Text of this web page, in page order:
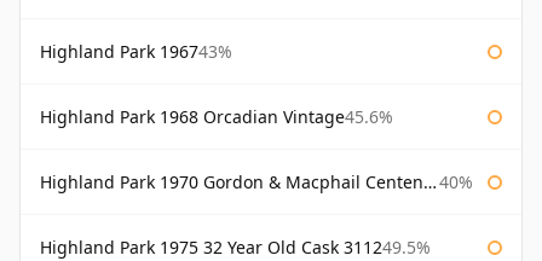
Highland Park 196743%
Highland Park 1968 Orcadian Vintage45.6%
Highland Park 1970 Gordon & Macphail Centenary Reserve 40%
Highland Park 1975 32 Year Old Cask 311249.5%